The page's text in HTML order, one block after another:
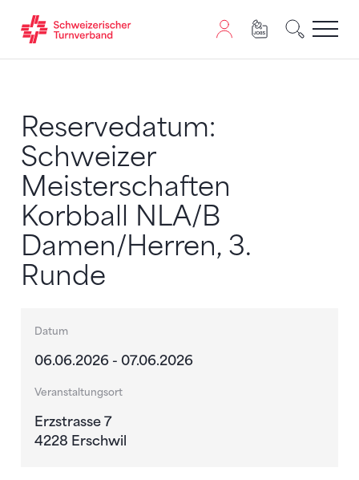
Reservedatum:
Schweizer
Meisterschaften
Korbball NLA/B
Damen/Herren, 3.
Runde
Datum
06.06.2026 - 07.06.2026
Veranstaltungsort
Erzstrasse 7
4228 Erschwil